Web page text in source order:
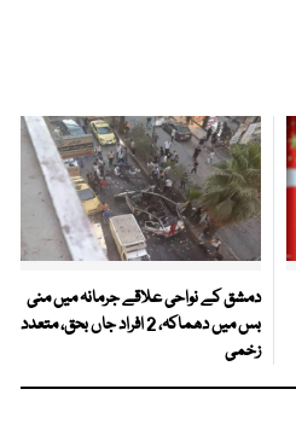
دمشق کے نواحی علاقے جرمانہ میں منی
بس میں دھماکہ، 2 افراد جاں بحق، متعدد
زخمی